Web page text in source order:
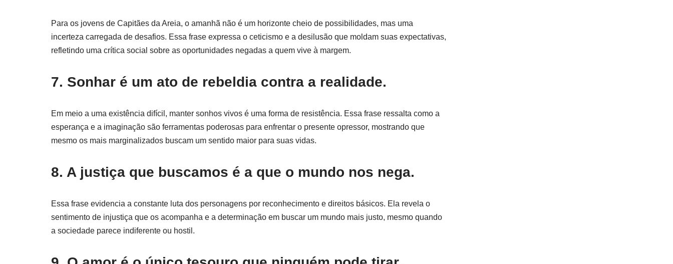
Para os jovens de Capitães da Areia, o amanhã não é um horizonte cheio de possibilidades, mas uma
incerteza carregada de desafios. Essa frase expressa o ceticismo e a desilusão que moldam suas expectativas,
refletindo uma crítica social sobre as oportunidades negadas a quem vive à margem.
7. Sonhar é um ato de rebeldia contra a realidade.
Em meio a uma existência difícil, manter sonhos vivos é uma forma de resistência. Essa frase ressalta como a
esperança e a imaginação são ferramentas poderosas para enfrentar o presente opressor, mostrando que
mesmo os mais marginalizados buscam um sentido maior para suas vidas.
8. A justiça que buscamos é a que o mundo nos nega.
Essa frase evidencia a constante luta dos personagens por reconhecimento e direitos básicos. Ela revela o
sentimento de injustiça que os acompanha e a determinação em buscar um mundo mais justo, mesmo quando
a sociedade parece indiferente ou hostil.